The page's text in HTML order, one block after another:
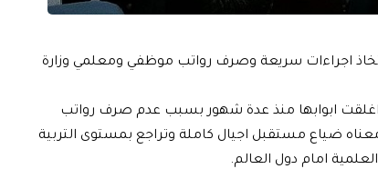
لاتخاذ اجراءات سريعة وصرف رواتب موظفي ومعلمي وزارة
اغلقت ابوابها منذ عدة شهور بسبب عدم صرف رواتب
ضياع مستقبل اجيال كاملة وتراجع بمستوى التربية
امام دول العالم.